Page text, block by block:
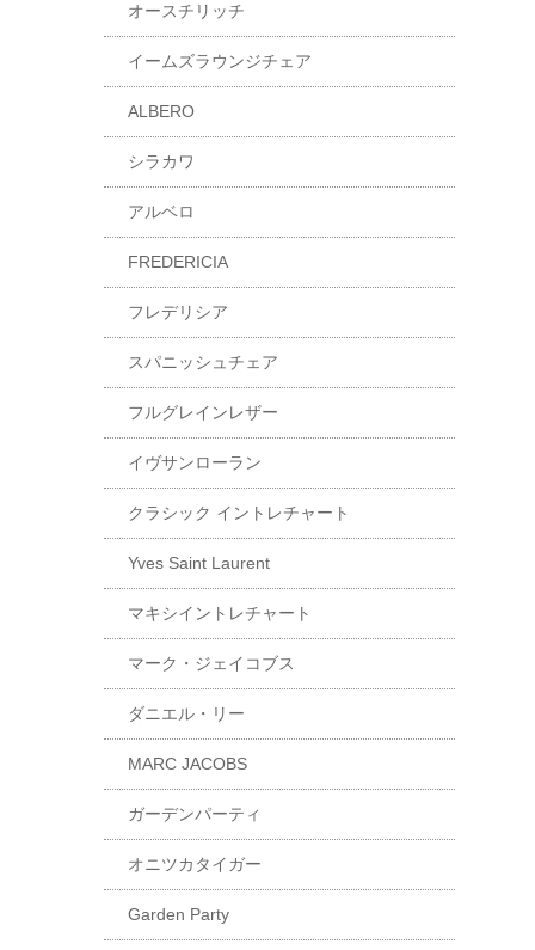
オースチリッチ
イームズラウンジチェア
ALBERO
シラカワ
アルベロ
FREDERICIA
フレデリシア
スパニッシュチェア
フルグレインレザー
イヴサンローラン
クラシック イントレチャート
Yves Saint Laurent
マキシイントレチャート
マーク・ジェイコブス
ダニエル・リー
MARC JACOBS
ガーデンパーティ
オニツカタイガー
Garden Party